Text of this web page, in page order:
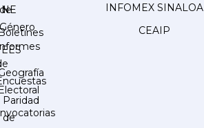
de
Género
Paridad
de
INFOMEX SINALOA
CEAIP